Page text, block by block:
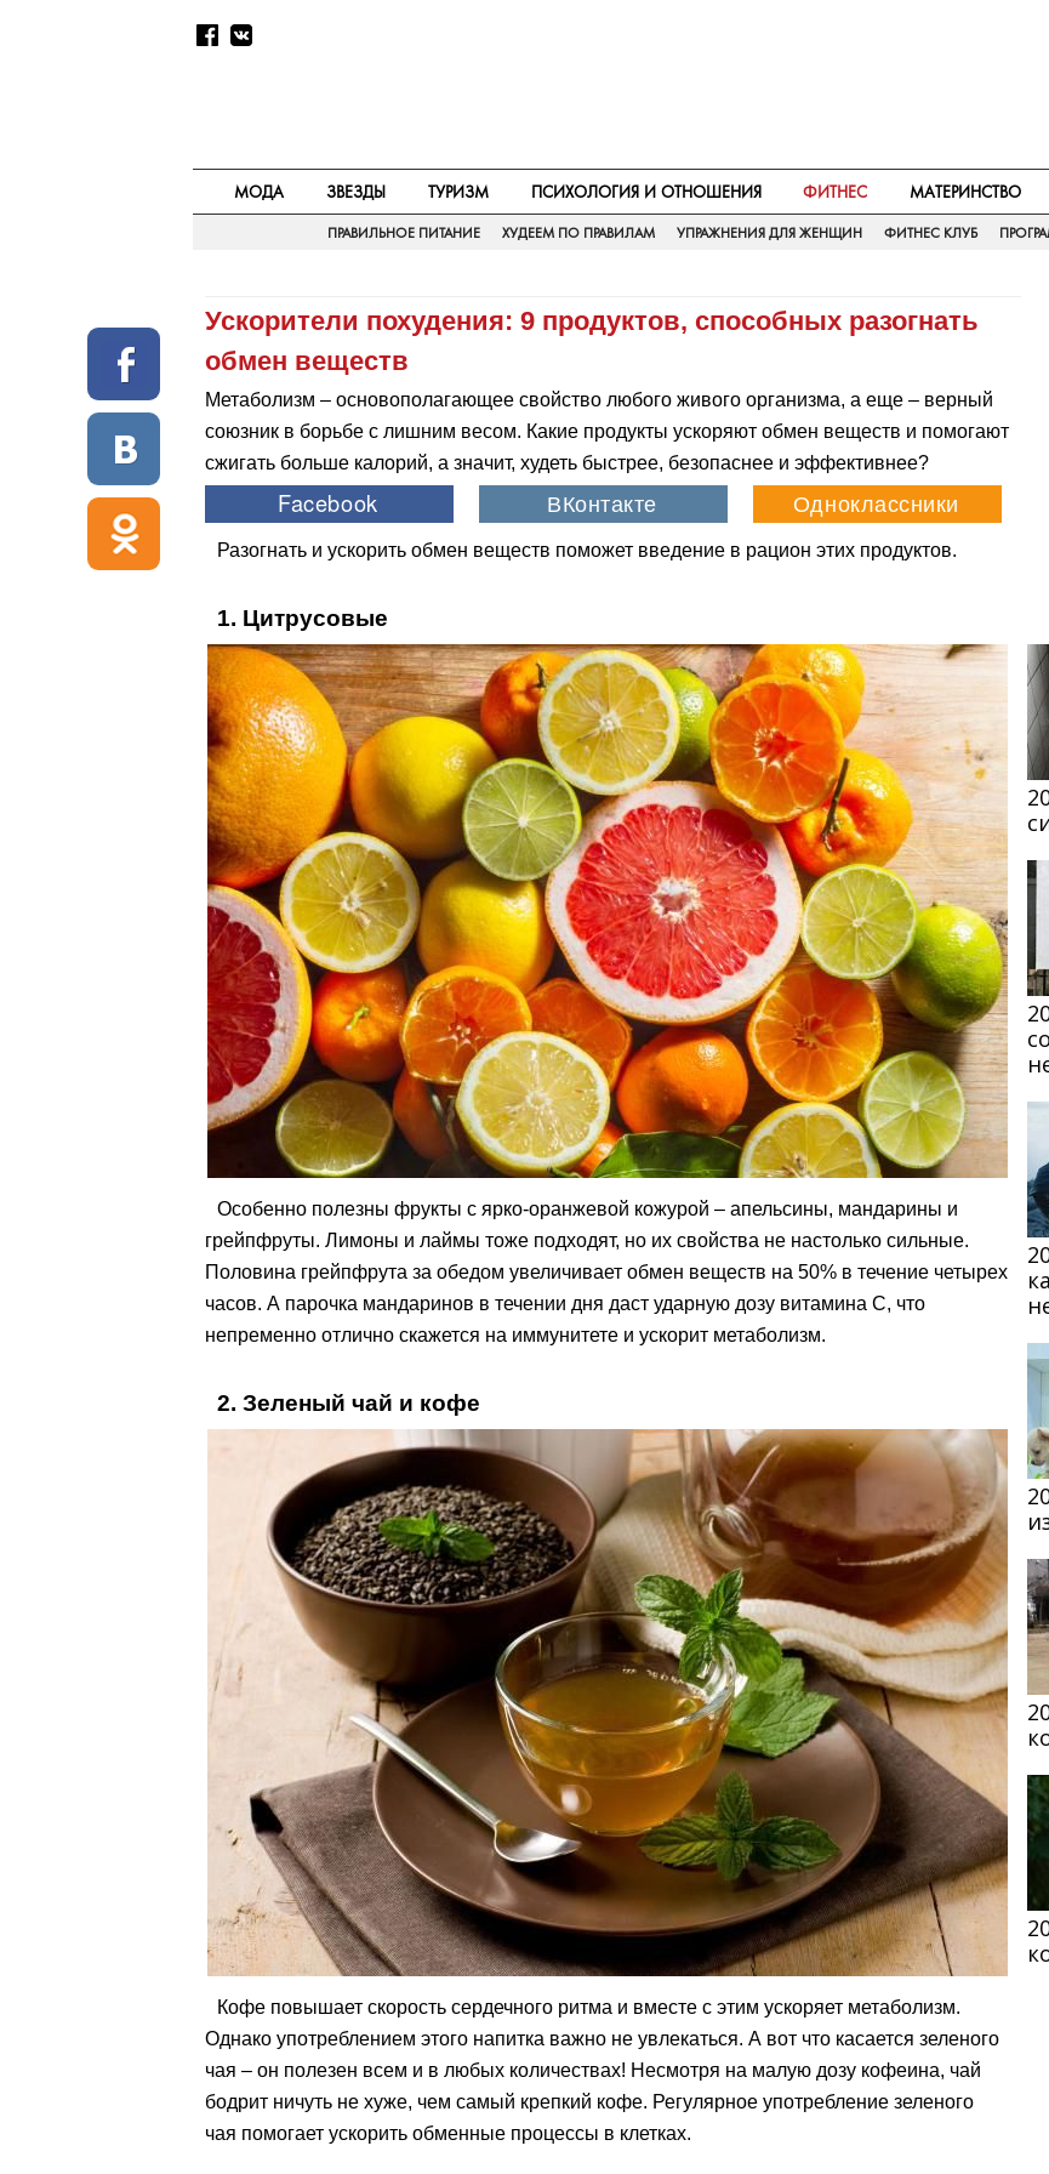
МОДА ЗВЕЗДЫ ТУРИЗМ ПСИХОЛОГИЯ И ОТНОШЕНИЯ ФИТНЕС МАТЕРИНСТВО
ПРАВИЛЬНОЕ ПИТАНИЕ ХУДЕЕМ ПО ПРАВИЛАМ УПРАЖНЕНИЯ ДЛЯ ЖЕНЩИН ФИТНЕС КЛУБ
Ускорители похудения: 9 продуктов, способных разогнать
обмен веществ
Метаболизм – основополагающее свойство любого живого организма, а еще – верный
союзник в борьбе с лишним весом. Какие продукты ускоряют обмен веществ и помогают
сжигать больше калорий, а значит, худеть быстрее, безопаснее и эффективнее?
Разогнать и ускорить обмен веществ поможет введение в рацион этих продуктов.
1. Цитрусовые
Особенно полезны фрукты с ярко-оранжевой кожурой – апельсины, мандарины и
грейпфруты. Лимоны и лаймы тоже подходят, но их свойства не настолько сильные.
Половина грейпфрута за обедом увеличивает обмен веществ на 50% в течение четырех
часов. А парочка мандаринов в течении дня даст ударную дозу витамина С, что
непременно отлично скажется на иммунитете и ускорит метаболизм.
2. Зеленый чай и кофе
Кофе повышает скорость сердечного ритма и вместе с этим ускоряет метаболизм.
Однако употреблением этого напитка важно не увлекаться. А вот что касается зеленого
чая – он полезен всем и в любых количествах! Несмотря на малую дозу кофеина, чай
бодрит ничуть не хуже, чем самый крепкий кофе. Регулярное употребление зеленого
чая помогает ускорить обменные процессы в клетках.